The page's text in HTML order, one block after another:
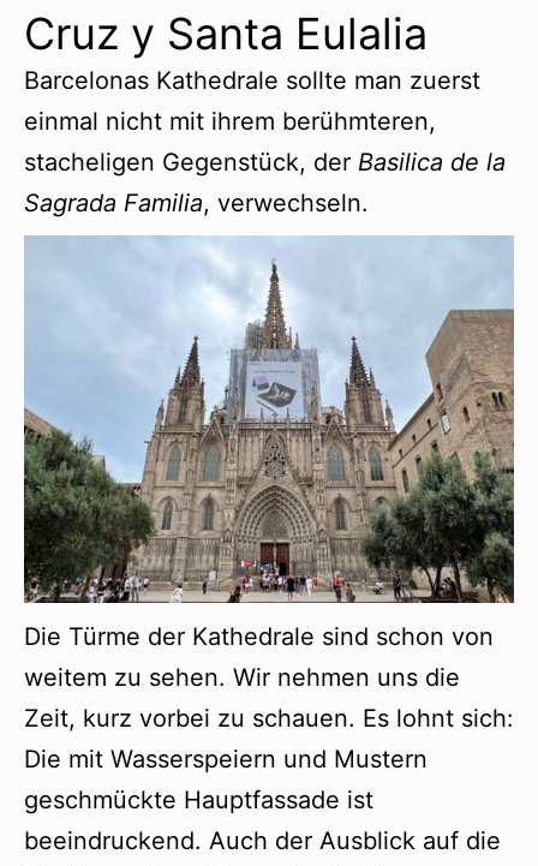
Cruz y Santa Eulalia
Barcelonas Kathedrale sollte man zuerst
einmal nicht mit ihrem berühmteren,
stacheligen Gegenstück, der Basilica de la
Sagrada Familia, verwechseln.
Die Türme der Kathedrale sind schon von
weitem zu sehen. Wir nehmen uns die
Zeit, kurz vorbei zu schauen. Es lohnt sich:
Die mit Wasserspeiern und Mustern
geschmückte Hauptfassade ist
beeindruckend. Auch der Ausblick auf die